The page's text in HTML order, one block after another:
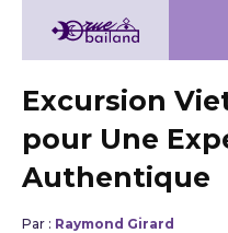
Excursion
pour Une
Authentique
Par : Raymond Girard